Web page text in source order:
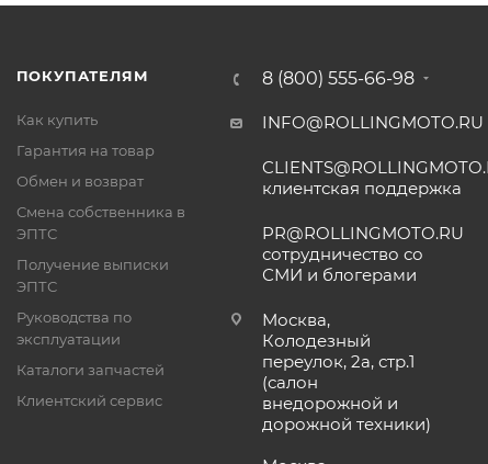
ПОКУПАТЕЛЯМ
Как купить
Гарантия на товар
Обмен и возврат
Смена собственника в
ЭПТС
Получение выписки
ЭПТС
Руководства по
эксплуатации
Каталоги запчастей
Клиентский сервис
8 (800) 555-66-98
INFO@ROLLINGMOTO.RU
клиентская поддержка
PR@ROLLINGMOTO.RU
сотрудничество со
СМИ и блогерами
Москва,
Колодезный
переулок, 2а, стр.1
(салон
внедорожной и
дорожной техники)